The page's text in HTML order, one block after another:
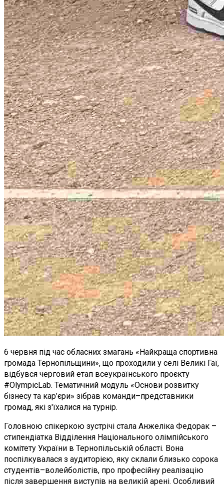
6 червня під час обласних змагань «Найкраща спортивна
громада Тернопільщини», що проходили у селі Великі Гаї,
відбувся черговий етап всеукраїнського проєкту
#OlympicLab. Тематичний модуль «Основи розвитку
бізнесу та кар’єри» зібрав команди–представники
громад, які з'їхалися на турнір.
Головною спікеркою зустрічі стала Анжеліка Федорак –
стипендіатка Відділення Національного олімпійського
комітету України в Тернопільській області. Вона
поспілкувалася з аудиторією, яку склали близько сорока
студентів–волейболістів, про професійну реалізацію
після завершення виступів на великій арені. Особливий